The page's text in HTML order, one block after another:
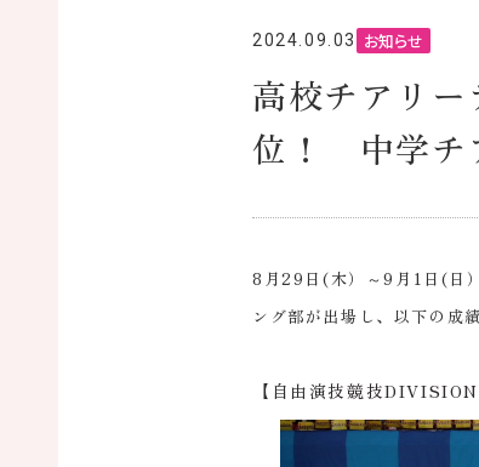
2024.09.03 お知らせ
高校チアリ
位！ 中学チ
8月29日(木）～9月1日(日
ング部が出場し、以下の成
【自由演技競技